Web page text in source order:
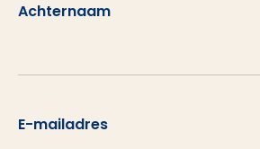
Achternaam
E-mailadres